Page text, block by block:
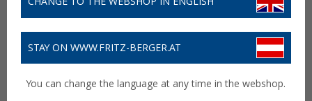
STAY ON WWW.FRITZ-BERGER.AT
You can change the language at any time in the webshop.